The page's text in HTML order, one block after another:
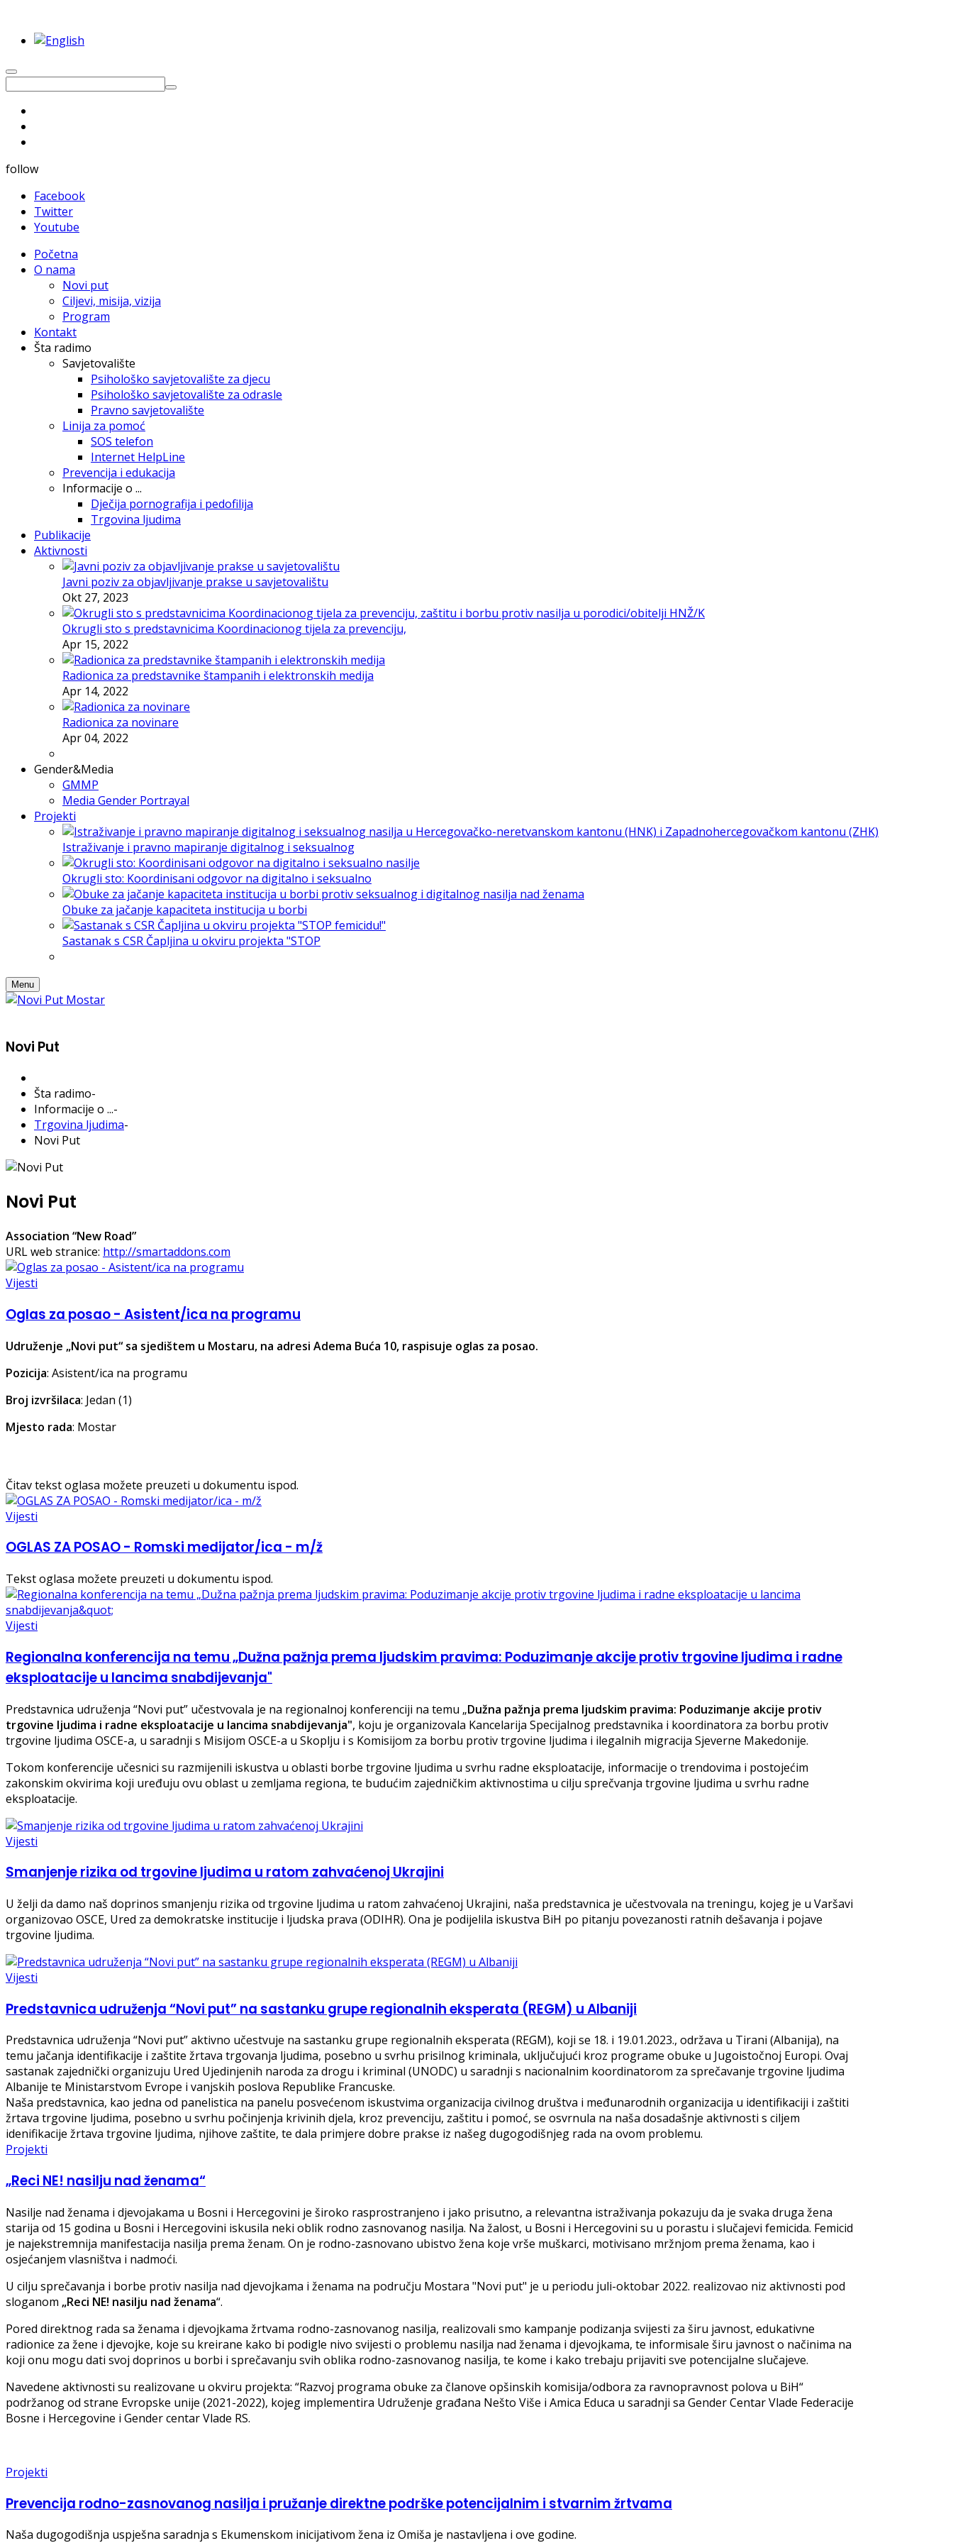
follow
Facebook
Twitter
Youtube
Početna
O nama
Novi put
Ciljevi, misija, vizija
Program
Kontakt
Šta radimo
Savjetovalište
Psihološko savjetovalište za djecu
Psihološko savjetovalište za odrasle
Pravno savjetovalište
Linija za pomoć
SOS telefon
Internet HelpLine
Prevencija i edukacija
Informacije o ...
Dječija pornografija i pedofilija
Trgovina ljudima
Publikacije
Aktivnosti
Javni poziv za objavljivanje prakse u savjetovalištu
Okt 27, 2023
Okrugli sto s predstavnicima Koordinacionog tijela za prevenciju,
Apr 15, 2022
Radionica za predstavnike štampanih i elektronskih medija
Apr 14, 2022
Radionica za novinare
Apr 04, 2022
Gender&Media
GMMP
Media Gender Portrayal
Projekti
Istraživanje i pravno mapiranje digitalnog i seksualnog
Okrugli sto: Koordinisani odgovor na digitalno i seksualno
Obuke za jačanje kapaciteta institucija u borbi
Sastanak s CSR Čapljina u okviru projekta "STOP
Menu
Novi Put
Šta radimo-
Informacije o ...-
Trgovina ljudima-
Novi Put
Novi Put
Association “New Road”
URL web stranice: http://smartaddons.com
Vijesti
Oglas za posao - Asistent/ica na programu
Udruženje „Novi put“ sa sjedištem u Mostaru, na adresi Adema Buća 10, raspisuje oglas za posao.
Pozicija: Asistent/ica na programu
Broj izvršilaca: Jedan (1)
Mjesto rada: Mostar
Čitav tekst oglasa možete preuzeti u dokumentu ispod.
Vijesti
OGLAS ZA POSAO - Romski medijator/ica - m/ž
Tekst oglasa možete preuzeti u dokumentu ispod.
Vijesti
Regionalna konferencija na temu „Dužna pažnja prema ljudskim pravima: Poduzimanje akcije protiv trgovine ljudima i radne
eksploatacije u lancima snabdijevanja"
Predstavnica udruženja “Novi put” učestvovala je na regionalnoj konferenciji na temu „Dužna pažnja prema ljudskim pravima: Poduzimanje akcije protiv
trgovine ljudima i radne eksploatacije u lancima snabdijevanja", koju je organizovala Kancelarija Specijalnog predstavnika i koordinatora za borbu protiv
trgovine ljudima OSCE-a, u saradnji s Misijom OSCE-a u Skoplju i s Komisijom za borbu protiv trgovine ljudima i ilegalnih migracija Sjeverne Makedonije.
Tokom konferencije učesnici su razmijenili iskustva u oblasti borbe trgovine ljudima u svrhu radne eksploatacije, informacije o trendovima i postojećim
zakonskim okvirima koji uređuju ovu oblast u zemljama regiona, te budućim zajedničkim aktivnostima u cilju sprečvanja trgovine ljudima u svrhu radne
eksploatacije.
Vijesti
Smanjenje rizika od trgovine ljudima u ratom zahvaćenoj Ukrajini
U želji da damo naš doprinos smanjenju rizika od trgovine ljudima u ratom zahvaćenoj Ukrajini, naša predstavnica je učestvovala na treningu, kojeg je u Varšavi
organizovao OSCE, Ured za demokratske institucije i ljudska prava (ODIHR). Ona je podijelila iskustva BiH po pitanju povezanosti ratnih dešavanja i pojave
trgovine ljudima.
Vijesti
Predstavnica udruženja “Novi put” na sastanku grupe regionalnih eksperata (REGM) u Albaniji
Predstavnica udruženja “Novi put” aktivno učestvuje na sastanku grupe regionalnih eksperata (REGM), koji se 18. i 19.01.2023., održava u Tirani (Albanija), na
temu jačanja identifikacije i zaštite žrtava trgovanja ljudima, posebno u svrhu prisilnog kriminala, uključujući kroz programe obuke u Jugoistočnoj Europi. Ovaj
sastanak zajednički organizuju Ured Ujedinjenih naroda za drogu i kriminal (UNODC) u saradnji s nacionalnim koordinatorom za sprečavanje trgovine ljudima
Albanije te Ministarstvom Evrope i vanjskih poslova Republike Francuske.
Naša predstavnica, kao jedna od panelistica na panelu posvećenom iskustvima organizacija civilnog društva i međunarodnih organizacija u identifikaciji i zaštiti
žrtava trgovine ljudima, posebno u svrhu počinjenja krivinih djela, kroz prevenciju, zaštitu i pomoć, se osvrnula na naša dosadašnje aktivnosti s ciljem
idenifikacije žrtava trgovine ljudima, njihove zaštite, te dala primjere dobre prakse iz našeg dugogodišnjeg rada na ovom problemu.
Projekti
„Reci NE! nasilju nad ženama“
Nasilje nad ženama i djevojakama u Bosni i Hercegovini je široko rasprostranjeno i jako prisutno, a relevantna istraživanja pokazuju da je svaka druga žena
starija od 15 godina u Bosni i Hercegovini iskusila neki oblik rodno zasnovanog nasilja. Na žalost, u Bosni i Hercegovini su u porastu i slučajevi femicida. Femicid
je najekstremnija manifestacija nasilja prema ženam. On je rodno-zasnovano ubistvo žena koje vrše muškarci, motivisano mržnjom prema ženama, kao i
osjećanjem vlasništva i nadmoći.
U cilju sprečavanja i borbe protiv nasilja nad djevojkama i ženama na području Mostara "Novi put" je u periodu juli-oktobar 2022. realizovao niz aktivnosti pod
sloganom „Reci NE! nasilju nad ženama“.
Pored direktnog rada sa ženama i djevojkama žrtvama rodno-zasnovanog nasilja, realizovali smo kampanje podizanja svijesti za širu javnost, edukativne
radionice za žene i djevojke, koje su kreirane kako bi podigle nivo svijesti o problemu nasilja nad ženama i djevojkama, te informisale širu javnost o načinima na
koji onu mogu dati svoj doprinos u borbi i sprečavanju svih oblika rodno-zasnovanog nasilja, te kome i kako trebaju prijaviti sve potencijalne slučajeve.
Navedene aktivnosti su realizovane u okviru projekta: “Razvoj programa obuke za članove opšinskih komisija/odbora za ravnopravnost polova u BiH“
podržanog od strane Evropske unije (2021-2022), kojeg implementira Udruženje građana Nešto Više i Amica Educa u saradnji sa Gender Centar Vlade Federacije
Bosne i Hercegovine i Gender centar Vlade RS.
Projekti
Prevencija rodno-zasnovanog nasilja i pružanje direktne podrške potencijalnim i stvarnim žrtvama
Naša dugogodišnja uspješna saradnja s Ekumenskom inicijativom žena iz Omiša je nastavljena i ove godine.